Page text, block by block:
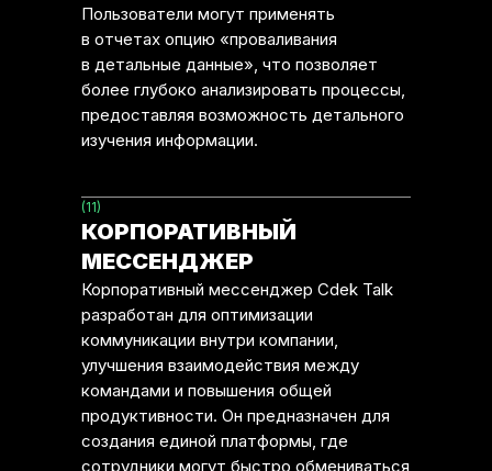
Пользователи могут применять
в отчетах опцию «проваливания
в детальные данные», что позволяет
более глубоко анализировать процессы,
предоставляя возможность детального
изучения информации.
(11)
КОРПОРАТИВНЫЙ
МЕССЕНДЖЕР
Корпоративный мессенджер Cdek Talk
разработан для оптимизации
коммуникации внутри компании,
улучшения взаимодействия между
командами и повышения общей
продуктивности. Он предназначен для
создания единой платформы, где
сотрудники могут быстро обмениваться